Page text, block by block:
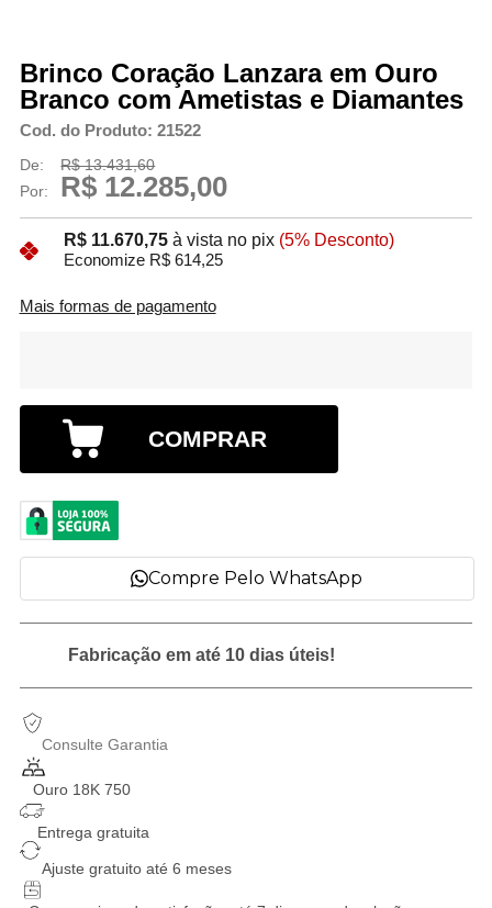
Brinco Coração Lanzara em Ouro
Branco com Ametistas e Diamantes
Cod. do Produto: 21522
De:
R$ 13.431,60
Por:
R$ 12.285,00
R$ 11.670,75 à vista no pix (5% Desconto)
Economize R$ 614,25
Mais formas de pagamento
COMPRAR
Compre Pelo WhatsApp
Fabricação em até 10 dias úteis!
Consulte Garantia
Ouro 18K 750
Entrega gratuita
Ajuste gratuito até 6 meses